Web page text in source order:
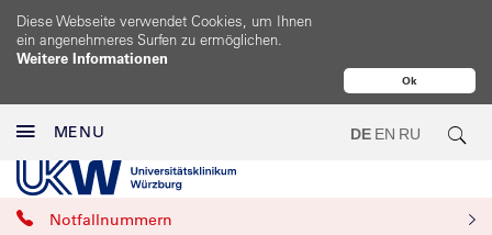
Ok
Diese Webseite verwendet Cookies, um Ihnen
ein angenehmeres Surfen zu ermöglichen.
Weitere Informationen
MENU DE EN RU
Notfallnummern